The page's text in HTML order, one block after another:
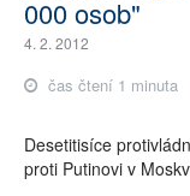
000 osob"
4. 2. 2012
čas čtení 1 minuta
Desetitisíce
proti Putinovi v